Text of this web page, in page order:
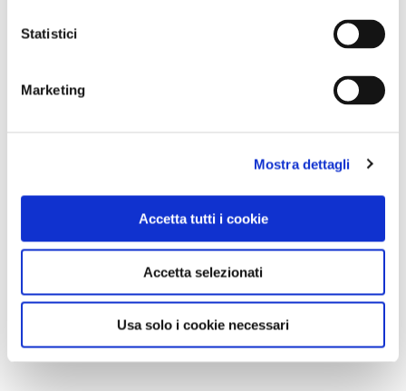
Statistici
Marketing
Mostra dettagli
Accetta tutti i cookie
Accetta selezionati
Usa solo i cookie necessari
Flavia Fioravanti
Download file
porta_asinaria_-_15_ottobre.pdf